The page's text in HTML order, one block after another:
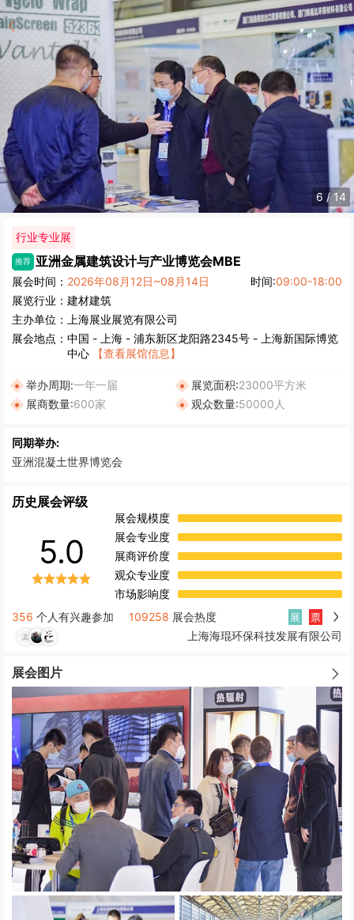
6 /14
行业专业展
推荐 亚洲金属建筑设计与产业博览会MBE
展会时间： 2026年08月12日~08月14日 时间:09:00-18:00
展览行业： 建材建筑
主办单位：
上海展业展览有限公司
展会地点： 中国 - 上海 - 浦东新区龙阳路2345号 - 上海新国际博览
中心
【查看展馆信息】
举办周期:一年一届 展览面积:23000平方米
展商数量:600家 观众数量:50000人
同期举办:
亚洲混凝土世界博览会
历史展会评级
5.0
展会规模度
展会专业度
展商评价度
观众专业度
市场影响度
356 个人有兴趣参加 109258 展会热度 展 票
上海海琨环保科技发展有限公司
展会图片